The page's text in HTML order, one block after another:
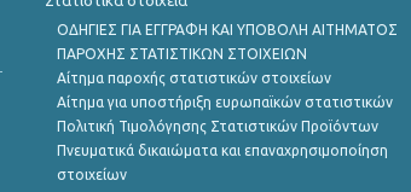
ΟΔΗΓΙΕΣ ΓΙΑ ΕΓΓΡΑΦΗ ΚΑΙ ΥΠΟΒΟΛΗ ΑΙΤΗΜΑΤΟΣ
ΠΑΡΟΧΗΣ ΣΤΑΤΙΣΤΙΚΩΝ ΣΤΟΙΧΕΙΩΝ
Αίτημα παροχής στατιστικών στοιχείων
Αίτημα για υποστήριξη ευρωπαϊκών στατιστικών
Πολιτική Τιμολόγησης Στατιστικών Προϊόντων
Πνευματικά δικαιώματα και επαναχρησιμοποίηση
στοιχείων